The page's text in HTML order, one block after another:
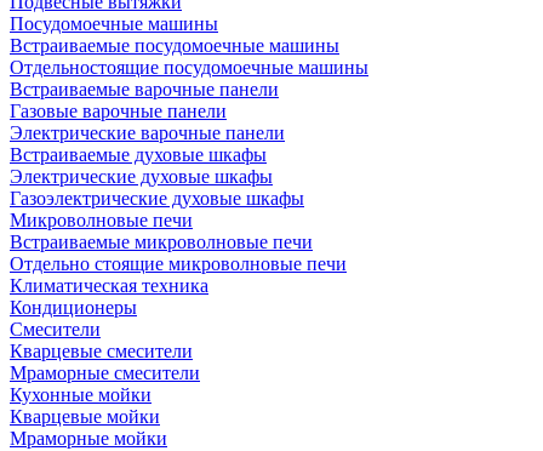
Посудомоечные машины
Встраиваемые посудомоечные машины
Отдельностоящие посудомоечные машины
Встраиваемые варочные панели
Газовые варочные панели
Электрические варочные панели
Встраиваемые духовые шкафы
Электрические духовые шкафы
Газоэлектрические духовые шкафы
Микроволновые печи
Встраиваемые микроволновые печи
Отдельно стоящие микроволновые печи
Климатическая техника
Кондиционеры
Смесители
Кварцевые смесители
Мраморные смесители
Кухонные мойки
Кварцевые мойки
Мраморные мойки